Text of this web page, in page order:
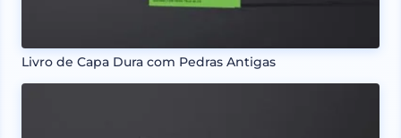
Livro de Capa Dura com Pedras Antigas